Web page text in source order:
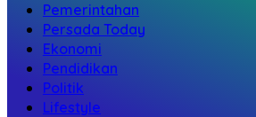
Pemerintahan
Persada Today
Ekonomi
Pendidikan
Politik
Lifestyle